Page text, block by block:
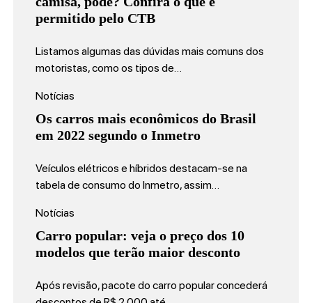
permitido pelo CTB
Listamos algumas das dúvidas mais comuns dos
motoristas, como os tipos de…
Notícias
Os carros mais econômicos do Brasil
em 2022 segundo o Inmetro
Veículos elétricos e híbridos destacam-se na
tabela de consumo do Inmetro, assim…
Notícias
Carro popular: veja o preço dos 10
modelos que terão maior desconto
Após revisão, pacote do carro popular concederá